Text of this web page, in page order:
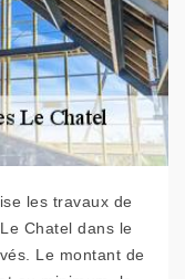
les travaux de
Chatel dans le
Le montant de